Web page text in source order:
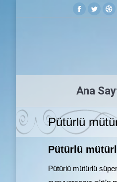
Facebook
Twitter
Ana
Pütürlü
Pütürlü
Pütürlü mütürlü